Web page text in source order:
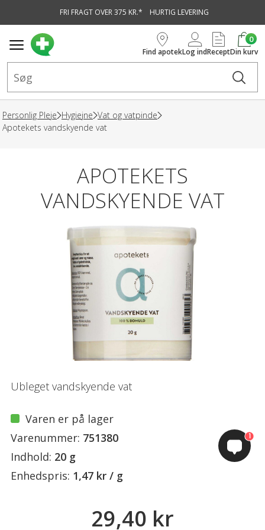
FRI FRAGT OVER 375 KR.* HURTIG LEVERING
Find apotekLog indRecept
0
Din kurv
Personlig Pleje Hygiejne Vat og vatpinde
Apotekets vandskyende vat
APOTEKETS
VANDSKYENDE VAT
Ubleget vandskyende vat
Varen er på lager
Varenummer: 751380
Indhold: 20 g
Enhedspris: 1,47 kr / g
29,40 kr
1